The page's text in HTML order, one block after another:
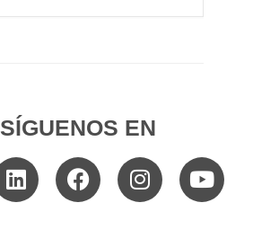
SÍGUENOS EN